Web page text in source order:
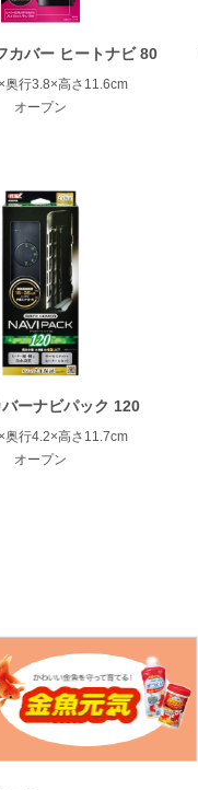
カバー ヒートナビ 80
奥行3.8×高さ11.6cm
オープン
ーナビパック 120
奥行4.2×高さ11.7cm
オープン